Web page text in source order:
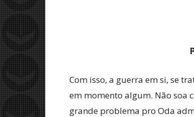
Com isso, a guerra em si, se
em momento algum. Não soa
grande problema pro Oda